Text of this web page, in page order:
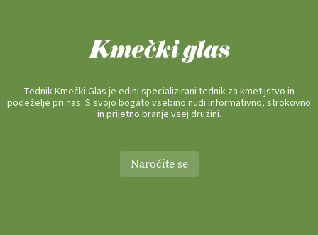
Tednik Kmečki Glas je edini specializirani tednik za kmetijstvo in
podeželje pri nas. S svojo bogato vsebino nudi informativno, strokovno
in prijetno branje vsej družini.
Naročite se